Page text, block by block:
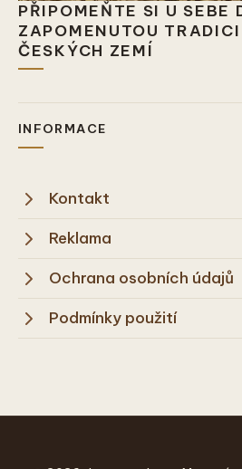
PŘIPOMEŇTE SI U SEBE
ZAPOMENUTOU
ČESKÝCH ZEMÍ
INFORMACE
Kontakt
Reklama
Ochrana osobních údajů
Podmínky použití